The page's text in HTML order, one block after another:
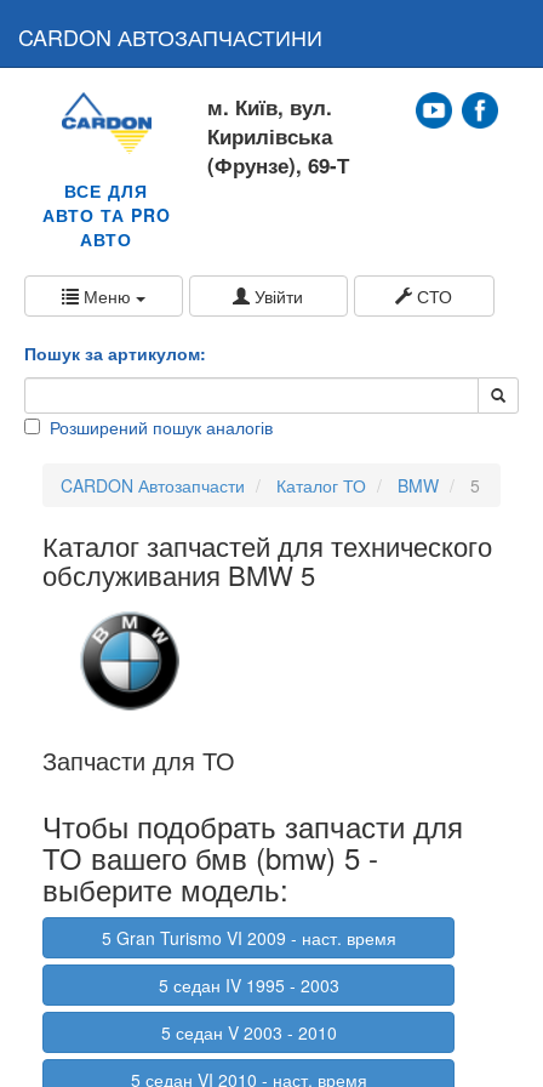
CARDON АВТОЗАПЧАСТИНИ
ВСЕ ДЛЯ
АВТО ТА PRO
АВТО
м. Київ, вул.
Кирилівська
(Фрунзе), 69-Т
Меню Увійти СТО
Пошук за артикулом:
Розширений пошук аналогів
CARDON Автозапчасти Каталог ТО BMW 5
Каталог запчастей для технического
обслуживания BMW 5
Запчасти для ТО
Чтобы подобрать запчасти для
ТО вашего бмв (bmw) 5 -
выберите модель:
5 Gran Turismo VI 2009 - наст. время
5 седан IV 1995 - 2003
5 седан V 2003 - 2010
5 седан VI 2010 - наст. время